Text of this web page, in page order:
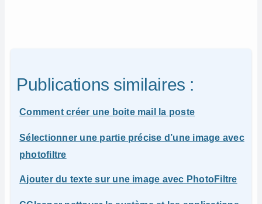
Publications similaires :
Comment créer une boite mail la poste
Sélectionner une partie précise d’une image avec
photofiltre
Ajouter du texte sur une image avec PhotoFiltre